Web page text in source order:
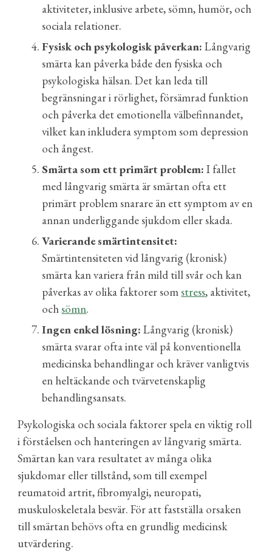
aktiviteter, inklusive arbete, sömn, humör, och
sociala relationer.
Fysisk och psykologisk påverkan: Långvarig
smärta kan påverka både den fysiska och
psykologiska hälsan. Det kan leda till
begränsningar i rörlighet, försämrad funktion
och påverka det emotionella välbefinnandet,
vilket kan inkludera symptom som depression
och ångest.
Smärta som ett primärt problem: I fallet
med långvarig smärta är smärtan ofta ett
primärt problem snarare än ett symptom av en
annan underliggande sjukdom eller skada.
Varierande smärtintensitet:
Smärtintensiteten vid långvarig (kronisk)
smärta kan variera från mild till svår och kan
påverkas av olika faktorer somstress, aktivitet,
ochsömn.
Ingen enkel lösning: Långvarig (kronisk)
smärta svarar ofta inte väl på konventionella
medicinska behandlingar och kräver vanligtvis
en heltäckande och tvärvetenskaplig
behandlingsansats.
Psykologiska och sociala faktorer spela en viktig roll
i förståelsen och hanteringen av långvarig smärta.
Smärtan kan vara resultatet av många olika
sjukdomar eller tillstånd, som till exempel
reumatoid artrit, fibromyalgi, neuropati,
muskuloskeletala besvär. För att fastställa orsaken
till smärtan behövs ofta en grundlig medicinsk
utvärdering.